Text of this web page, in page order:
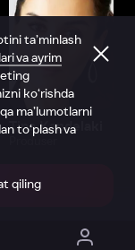
Tina Kandelaki
ta’minlash
va ayrim
ko‘rishda
ma’lumotlarni
to‘plash va
qiling